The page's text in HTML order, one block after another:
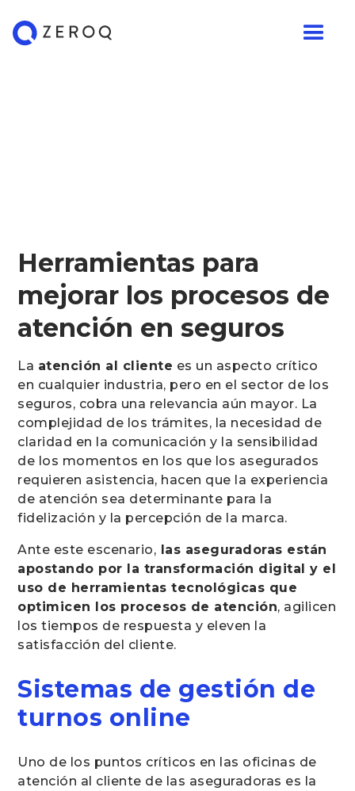
Herramientas para
mejorar los procesos de
atención en seguros
La atención al cliente es un aspecto crítico
en cualquier industria, pero en el sector de los
seguros, cobra una relevancia aún mayor. La
complejidad de los trámites, la necesidad de
claridad en la comunicación y la sensibilidad
de los momentos en los que los asegurados
requieren asistencia, hacen que la experiencia
de atención sea determinante para la
fidelización y la percepción de la marca.
Ante este escenario, las aseguradoras están
apostando por la transformación digital y el
uso de herramientas tecnológicas que
optimicen los procesos de atención, agilicen
los tiempos de respuesta y eleven la
satisfacción del cliente.
Sistemas de gestión de
turnos online
Uno de los puntos críticos en las oficinas de
atención al cliente de las aseguradoras es la